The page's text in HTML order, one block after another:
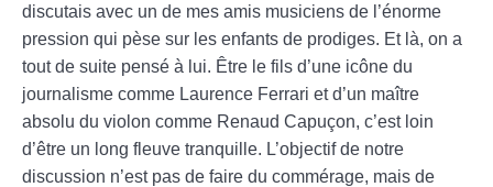
discutais avec un de mes amis musiciens de l’énorme
pression qui pèse sur les enfants de prodiges. Et là, on a
tout de suite pensé à lui. Être le fils d’une icône du
journalisme comme Laurence Ferrari et d’un maître
absolu du violon comme Renaud Capuçon, c’est loin
d’être un long fleuve tranquille. L’objectif de notre
discussion n’est pas de faire du commérage, mais de